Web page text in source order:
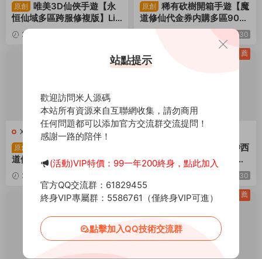
原創
唯美3D仙俠手遊【永
恒仙域多區跨服修複版】Lin
ux手工服務端+運維管理後
台+若依管理後台+GM賬号
授權後台+安卓+視頻架設教
2025-09-04
原創
稀有砍樹開箱手遊【魔
道修仙代金券内購多區900
0級版】Ubuntu手工服務端
+安卓蘋果雙端+CDK授權後
台+視頻架設教程
30
X-尋道大千·
手遊服務端
原創
道修仙代金券内購多區第三
季】Ubuntu手工服務端+安
卓蘋果雙端+CDK授權後台
+視頻架設教程
2025-05-18
薦
大話回合手遊【缥缈西
遊之小熊定制完整多區修複
版】Linux手工服務端+安卓
蘋果雙端+管理後台+CDK後
台+視頻架設教程
30
薦
薦 薦
站點提示
歡迎訪問米人源碼
本站所有資源來自互聯網收集，請勿商用
任何問題都可以添加官方交流群交流提問！
感謝一路的陪伴！
(活動)VIP特價：99一年200終身，點此加入
官方QQ交流群：61829455
終身VIP專屬群：5586761（僅終身VIP可進）
點擊加入QQ技術交流群